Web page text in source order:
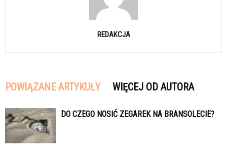
REDAKCJA
POWIĄZANE ARTYKUŁY WIĘCEJ OD AUTORA
DO CZEGO NOSIĆ ZEGAREK NA BRANSOLECIE?